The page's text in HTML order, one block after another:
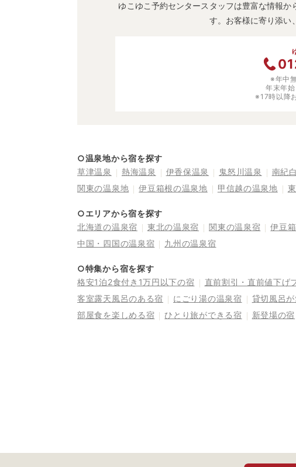
ゆこゆこ予約センタースタッフは豊富な情報
す。お客様に寄り添い
※年中
年末年
※17時以降
○温泉地から宿を探す
草津温泉
熱海温泉 伊香保温泉 鬼怒川温泉 南紀
関東の温泉地
伊豆箱根の温泉地 甲信越の温泉地
○エリアから宿を探す
北海道の温泉宿
東北の温泉宿 関東の温泉宿 伊豆
中国・四国の温泉宿
九州の温泉宿
○特集から宿を探す
格安1泊2食付き1万円以下の宿
直前割引・直前値下げ
客室露天風呂のある宿
にごり湯の温泉宿 貸切風呂
部屋食を楽しめる宿
ひとり旅ができる宿 新登場の宿